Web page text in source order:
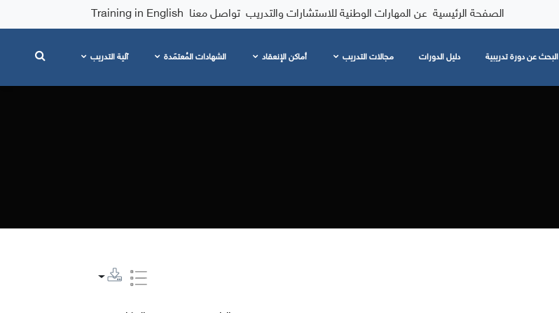
الصفحة الرئيسية عن المهارات الوطنية للاستشارات والتدريب تواصل معنا Training in English
البحث عن دورة تدريبية دليل الدورات مجالات التدريب أماكن الإنعقاد الشهادات المُعتمَدة آلية التدريب